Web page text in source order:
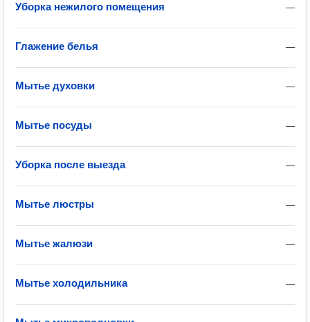
—
Уборка нежилого помещения
—
Глажение белья
—
Мытье духовки
—
Мытье посуды
—
Уборка после выезда
—
Мытье люстры
—
Мытье жалюзи
—
Мытье холодильника